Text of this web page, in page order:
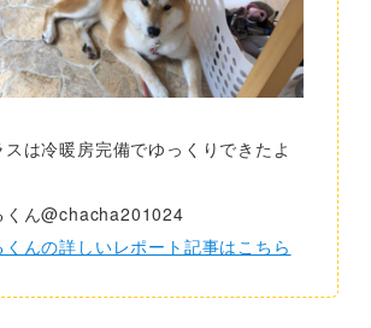
は冷暖房完備でゆっくりできたよ
くん@chacha201024
んの詳しいレポート記事はこちら